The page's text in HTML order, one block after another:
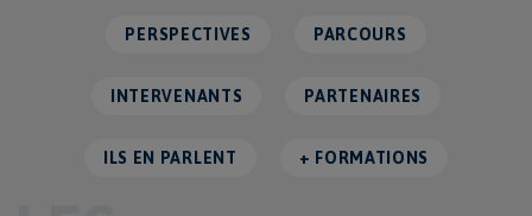
PERSPECTIVES PARCOURS
INTERVENANTS PARTENAIRES
ILS EN PARLENT + FORMATIONS